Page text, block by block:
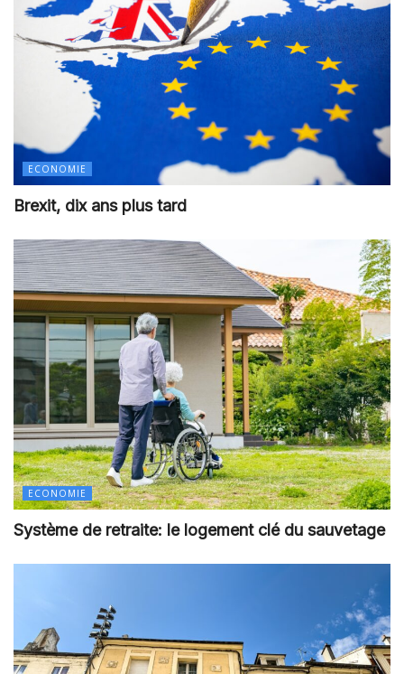
ECONOMIE
Brexit, dix ans plus tard
ECONOMIE
Système de retraite: le logement clé du sauvetage